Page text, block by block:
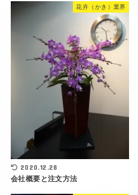
花卉（かき）業界
2020.12.28
会社概要と注文方法